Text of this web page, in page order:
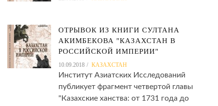
ОТРЫВОК ИЗ КНИГИ СУЛТАНА
АКИМБЕКОВА "КАЗАХСТАН В
РОССИЙСКОЙ ИМПЕРИИ"
10.09.2018 КАЗАХСТАН
Институт Азиатских Исследований
публикует фрагмент четвертой главы
"Казахские ханства: от 1731 года до